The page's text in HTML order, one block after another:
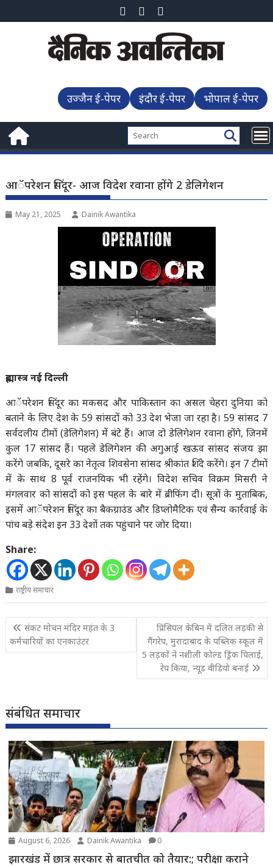
to
उज्जैन ई-पेपर इंदौर ई-पेपर भोपाल ई-पेपर
आॅपरेशन सिंदूर- आज विदेश रवाना होंगे 2 डेलिगेशन
May 21, 2025 Dainik Awantika
ब्रह्मास्त्र नई दिल्ली
आॅपरेशन सिंदूर का मकसद और पाकिस्तान का असल चेहरा दुनिया को
बताने के लिए देश के 59 सांसदों को 33 देश भेजा जा रहा है। 59 सांसद 7
सर्वदलीय टीमों (डेलिगेशन) में बंटे हैं। आज दो डेलिगेशन रवाना होंगे, जिनमें
कुल 17 सांसद हैं। पहले डेलिगेशन की अगुआई खऊव सांसद संजय झा
करेंगे जबकि, दूसरे का नेतृत्व शिवसेना सांसद श्रीकांत शिंदे करेंगे। इन 7 टीमों
में के साथ 8 पूर्व राजनयिक भी रहेंगे। विदेश सचिव विक्रम मिसरी ने
मंगलवार को सांसदों को इस पहल के बारे में ब्रीफिंग दी। सूत्रों के मुताबिक,
इसमें आॅपरेशन सिंदूर का बैकग्राउंड और डिप्लोमैटिक एवं सैन्य कार्रवाई के
पांच बड़े संदेश इन 33 देशों तक पहुंचाने पर जोर दिया।
Share:
राष्ट्रीय समाचार
Post
navigation
संकट मोचन मंदिर महंत के 3
कर्मचारियों का एनकाउंटर
प्रिंसिपल केबिन में दलित लड़की से
गैंगरेप, मुरादाबाद के पब्लिक स्कूल में
5 लड़कों ने नशीली कोल्ड ड्रिंक पिलाई,
रेप किया, न्यूड वीडियो बनाई
संबंधित समाचार
August 6, 2026 Dainik Awantika 0
झारखंड में छात्र सरकार से बातचीत को तैयार:; परीक्षा कराने